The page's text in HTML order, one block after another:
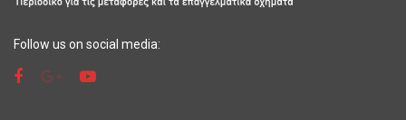
Follow us on social media: